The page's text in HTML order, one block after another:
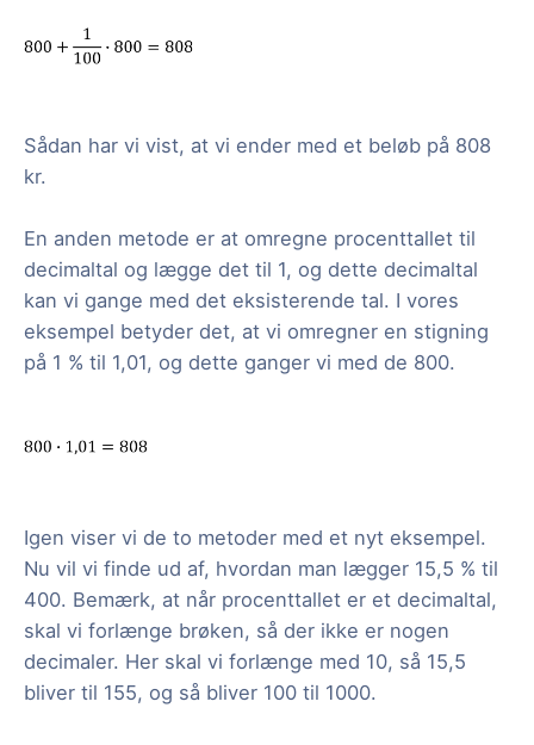
Sådan har vi vist, at vi ender med et beløb på 808
kr.
En anden metode er at omregne procenttallet til
decimaltal og lægge det til 1, og dette decimaltal
kan vi gange med det eksisterende tal. I vores
eksempel betyder det, at vi omregner en stigning
på 1 % til 1,01, og dette ganger vi med de 800.
Igen viser vi de to metoder med et nyt eksempel.
Nu vil vi finde ud af, hvordan man lægger 15,5 % til
400. Bemærk, at når procenttallet er et decimaltal,
skal vi forlænge brøken, så der ikke er nogen
decimaler. Her skal vi forlænge med 10, så 15,5
bliver til 155, og så bliver 100 til 1000.